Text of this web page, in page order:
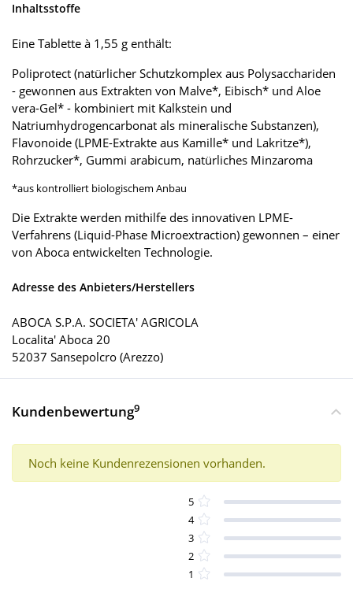
Inhaltsstoffe
Eine Tablette à 1,55 g enthält:
Poliprotect (natürlicher Schutzkomplex aus Polysacchariden
- gewonnen aus Extrakten von Malve*, Eibisch* und Aloe
vera-Gel* - kombiniert mit Kalkstein und
Natriumhydrogencarbonat als mineralische Substanzen),
Flavonoide (LPME-Extrakte aus Kamille* und Lakritze*),
Rohrzucker*, Gummi arabicum, natürliches Minzaroma
*aus kontrolliert biologischem Anbau
Die Extrakte werden mithilfe des innovativen LPME-
Verfahrens (Liquid-Phase Microextraction) gewonnen – einer
von Aboca entwickelten Technologie.
Adresse des Anbieters/Herstellers
ABOCA S.P.A. SOCIETA' AGRICOLA
Localita' Aboca 20
52037 Sansepolcro (Arezzo)
Kundenbewertung9
Noch keine Kundenrezensionen vorhanden.
5
4
3
2
1